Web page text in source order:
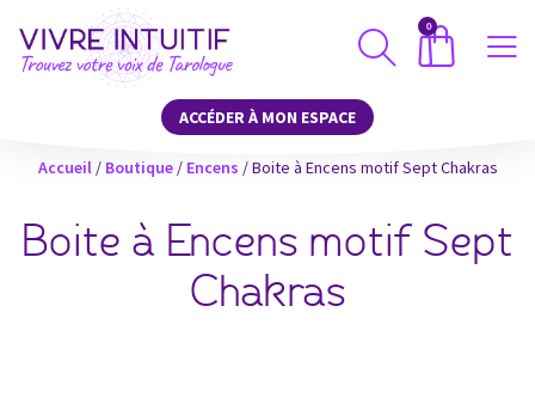
0
ACCÉDER À MON ESPACE
Accueil/ Boutique/ Encens / Boite à Encens motif Sept Chakras
Boite à Encens motif Sept
Chakras